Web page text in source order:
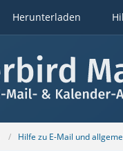
Herunterladen
Hilfe zu E-Mail und